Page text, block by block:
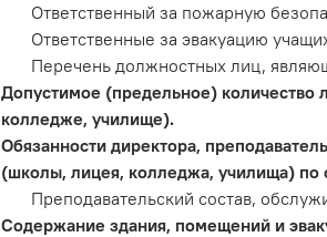
Ответственный за пожарную
Ответственные за эвакуацию
Перечень должностных лиц,
Допустимое (предельное) количество
колледже, училище).
Обязанности директора,
(школы, лицея, колледжа, училища)
Преподавательский состав,
Содержание здания, помещений и